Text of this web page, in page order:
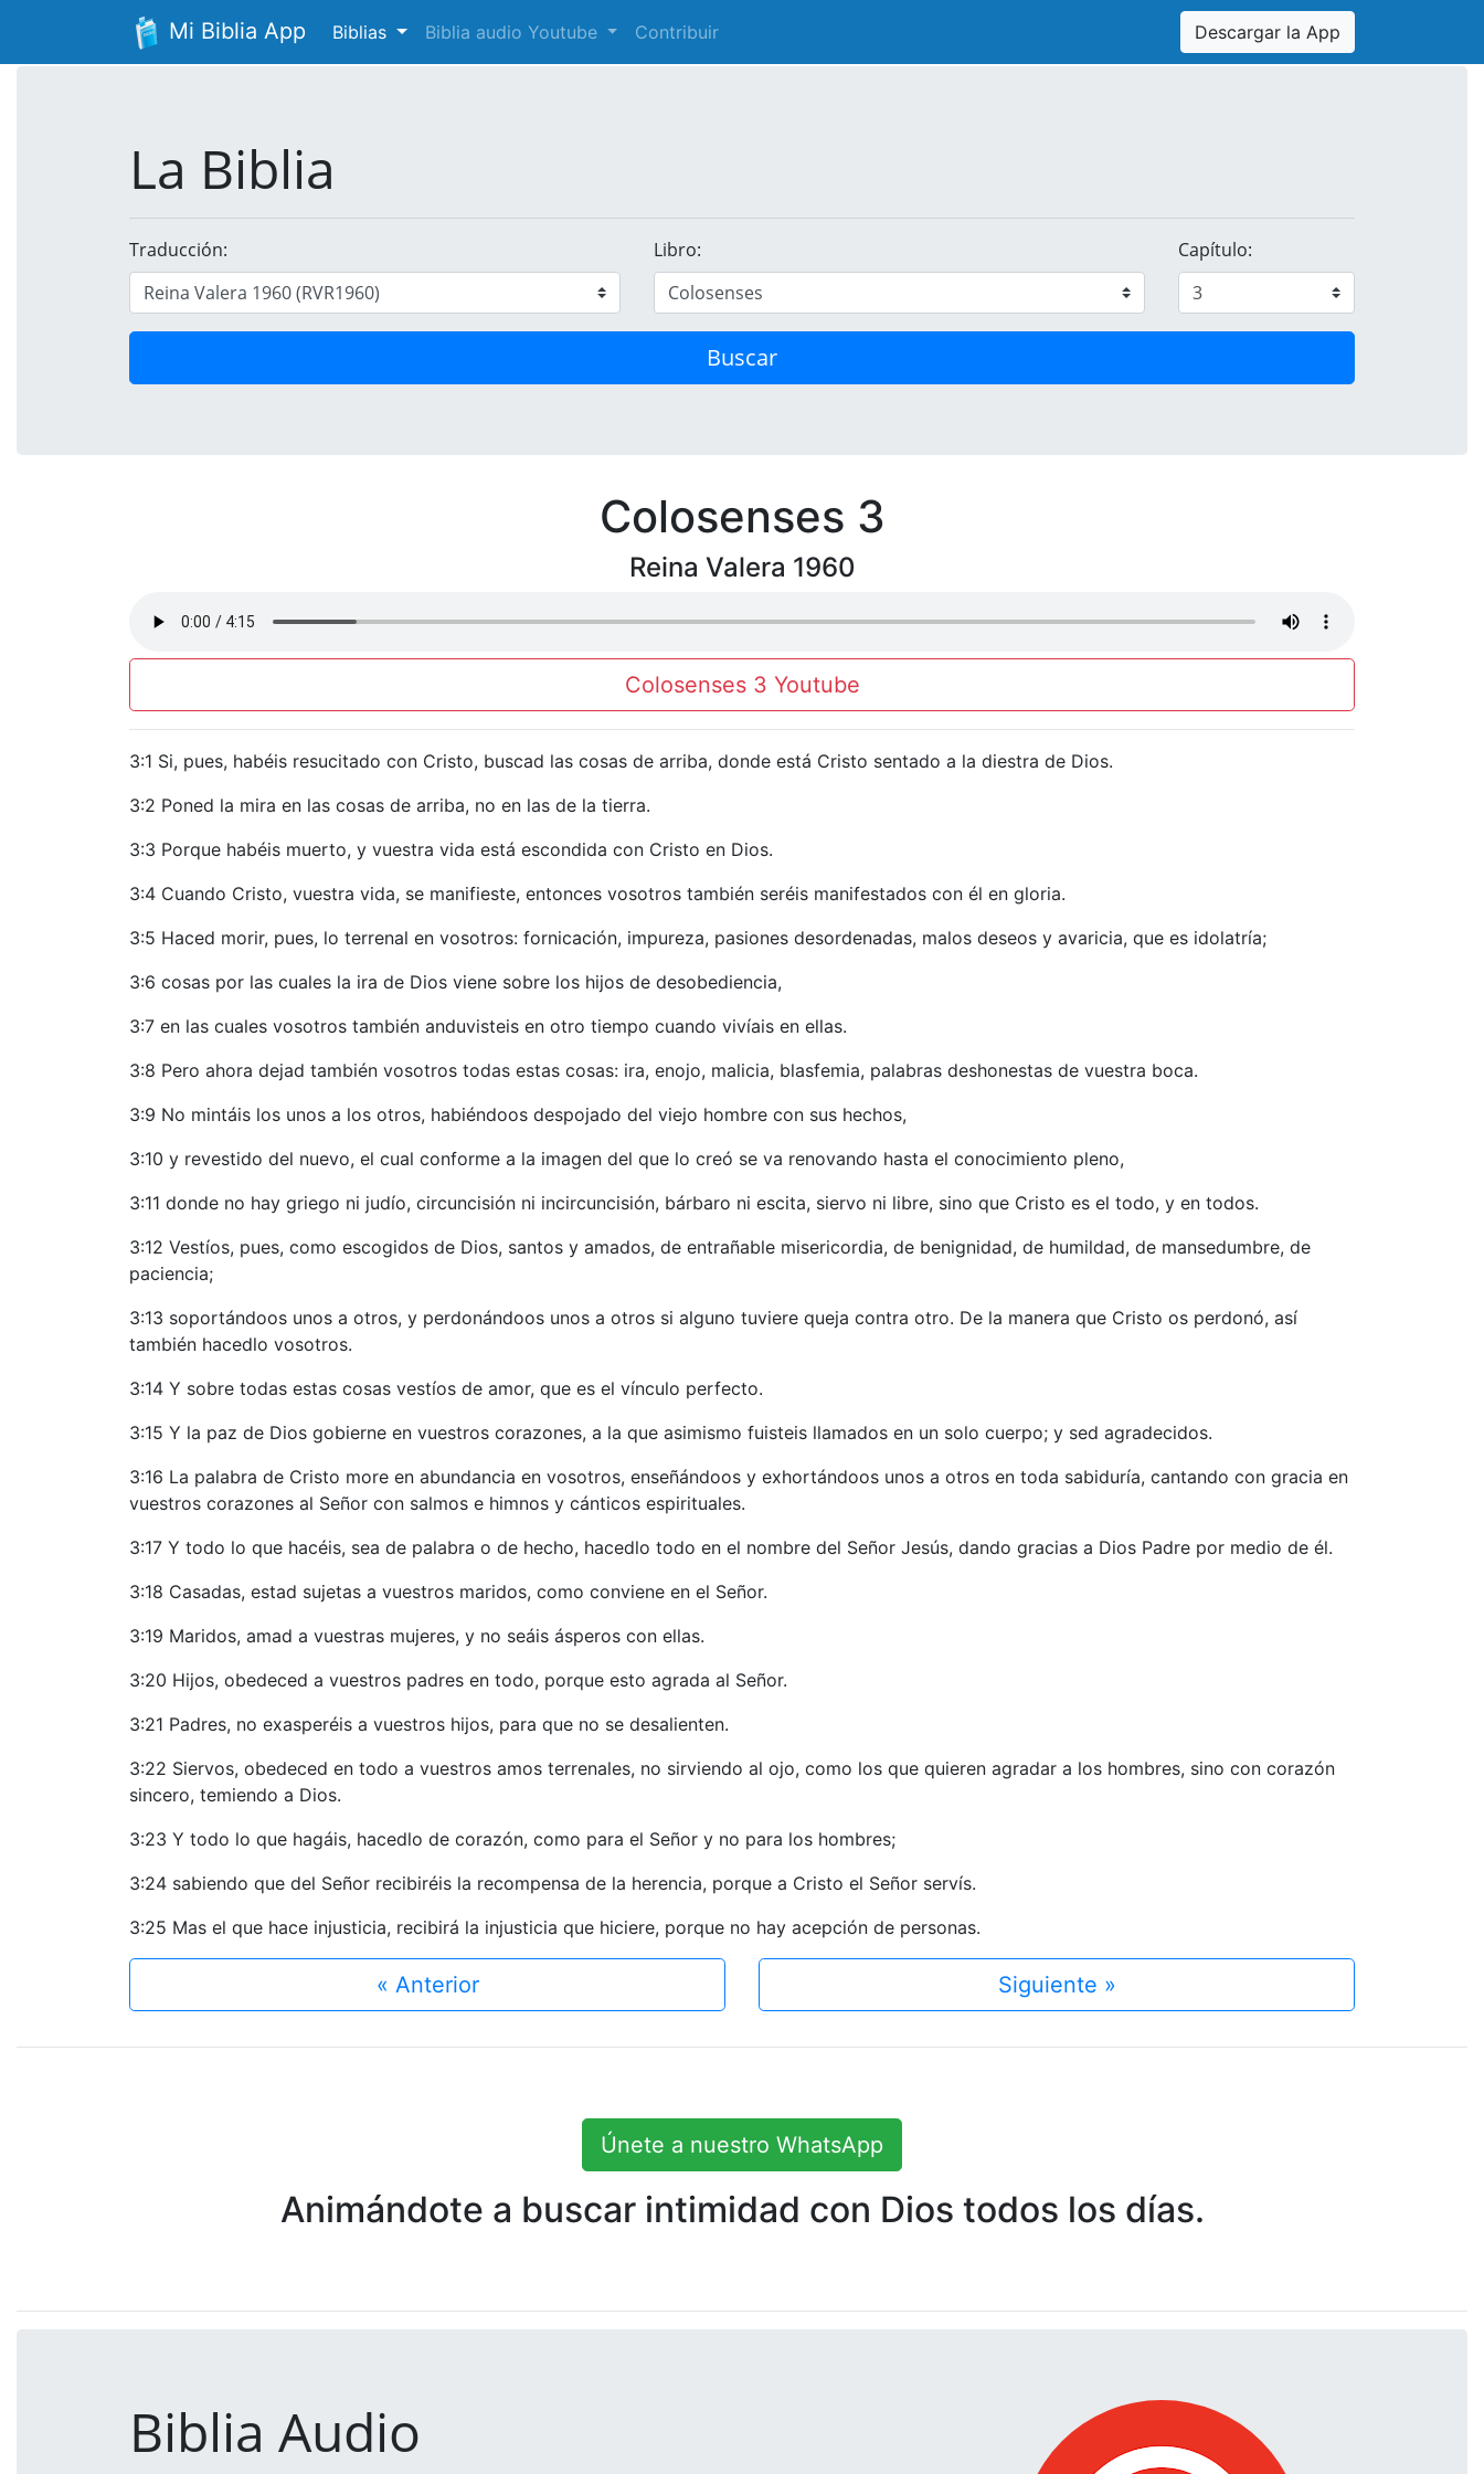
Mi Biblia App Biblias Biblia audio Youtube Contribuir Descargar la App
La Biblia
Traducción: Libro: Capítulo:
Buscar
Colosenses 3
Reina Valera 1960
Colosenses 3 Youtube
3:1 Si, pues, habéis resucitado con Cristo, buscad las cosas de arriba, donde está Cristo sentado a la diestra de Dios.
3:2 Poned la mira en las cosas de arriba, no en las de la tierra.
3:3 Porque habéis muerto, y vuestra vida está escondida con Cristo en Dios.
3:4 Cuando Cristo, vuestra vida, se manifieste, entonces vosotros también seréis manifestados con él en gloria.
3:5 Haced morir, pues, lo terrenal en vosotros: fornicación, impureza, pasiones desordenadas, malos deseos y avaricia, que es idolatría;
3:6 cosas por las cuales la ira de Dios viene sobre los hijos de desobediencia,
3:7 en las cuales vosotros también anduvisteis en otro tiempo cuando vivíais en ellas.
3:8 Pero ahora dejad también vosotros todas estas cosas: ira, enojo, malicia, blasfemia, palabras deshonestas de vuestra boca.
3:9 No mintáis los unos a los otros, habiéndoos despojado del viejo hombre con sus hechos,
3:10 y revestido del nuevo, el cual conforme a la imagen del que lo creó se va renovando hasta el conocimiento pleno,
3:11 donde no hay griego ni judío, circuncisión ni incircuncisión, bárbaro ni escita, siervo ni libre, sino que Cristo es el todo, y en todos.
3:12 Vestíos, pues, como escogidos de Dios, santos y amados, de entrañable misericordia, de benignidad, de humildad, de mansedumbre, de
paciencia;
3:13 soportándoos unos a otros, y perdonándoos unos a otros si alguno tuviere queja contra otro. De la manera que Cristo os perdonó, así
también hacedlo vosotros.
3:14 Y sobre todas estas cosas vestíos de amor, que es el vínculo perfecto.
3:15 Y la paz de Dios gobierne en vuestros corazones, a la que asimismo fuisteis llamados en un solo cuerpo; y sed agradecidos.
3:16 La palabra de Cristo more en abundancia en vosotros, enseñándoos y exhortándoos unos a otros en toda sabiduría, cantando con gracia en
vuestros corazones al Señor con salmos e himnos y cánticos espirituales.
3:17 Y todo lo que hacéis, sea de palabra o de hecho, hacedlo todo en el nombre del Señor Jesús, dando gracias a Dios Padre por medio de él.
3:18 Casadas, estad sujetas a vuestros maridos, como conviene en el Señor.
3:19 Maridos, amad a vuestras mujeres, y no seáis ásperos con ellas.
3:20 Hijos, obedeced a vuestros padres en todo, porque esto agrada al Señor.
3:21 Padres, no exasperéis a vuestros hijos, para que no se desalienten.
3:22 Siervos, obedeced en todo a vuestros amos terrenales, no sirviendo al ojo, como los que quieren agradar a los hombres, sino con corazón
sincero, temiendo a Dios.
3:23 Y todo lo que hagáis, hacedlo de corazón, como para el Señor y no para los hombres;
3:24 sabiendo que del Señor recibiréis la recompensa de la herencia, porque a Cristo el Señor servís.
3:25 Mas el que hace injusticia, recibirá la injusticia que hiciere, porque no hay acepción de personas.
« Anterior Siguiente »
Únete a nuestro WhatsApp
Animándote a buscar intimidad con Dios todos los días.
Biblia Audio